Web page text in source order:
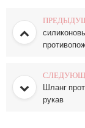
Шланг
рукав